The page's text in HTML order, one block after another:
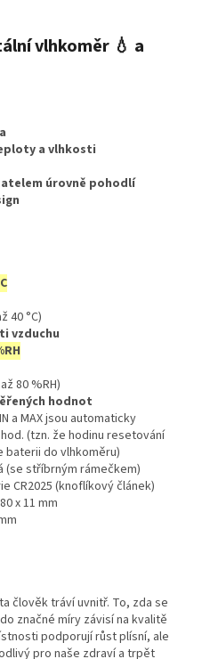
vlhkoměr 💧 a
a vlhkosti
úrovně pohodlí
40 °C)
vzduchu
80 %RH)
hodnot
a MAX jsou automaticky
(tzn. že hodinu resetování
do vlhkoměru)
(se stříbrným rámečkem)
CR2025 (knoflíkový článek)
x 11 mm
člověk tráví uvnitř. To, zda se
značné míry závisí na kvalitě
podporují růst plísní, ale
pro naše zdraví a trpět